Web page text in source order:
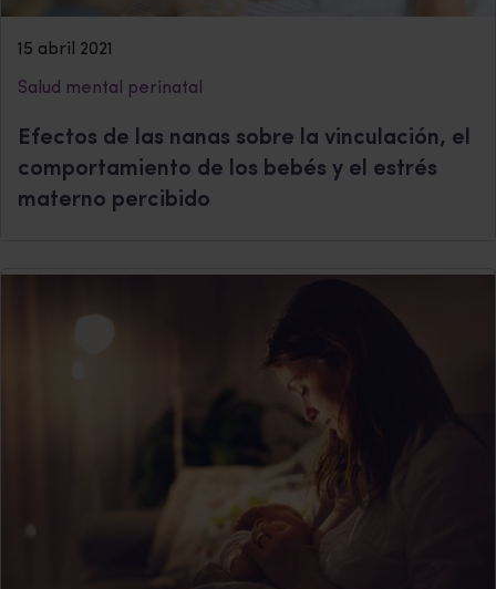
15 abril 2021
Salud mental perinatal
Efectos de las nanas sobre la vinculación, el
comportamiento de los bebés y el estrés
materno percibido